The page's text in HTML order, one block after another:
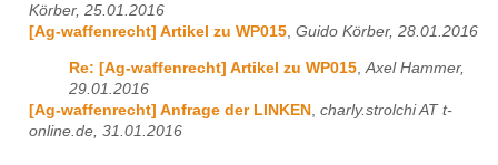
Körber, 25.01.2016
[Ag-waffenrecht] Artikel zu WP015 Guido Körber, 28.01.2016
Re: [Ag-waffenrecht] Artikel zu WP015 Axel Hammer,
29.01.2016
[Ag-waffenrecht] Anfrage der LINKEN charly.strolchi AT t-
online.de, 31.01.2016